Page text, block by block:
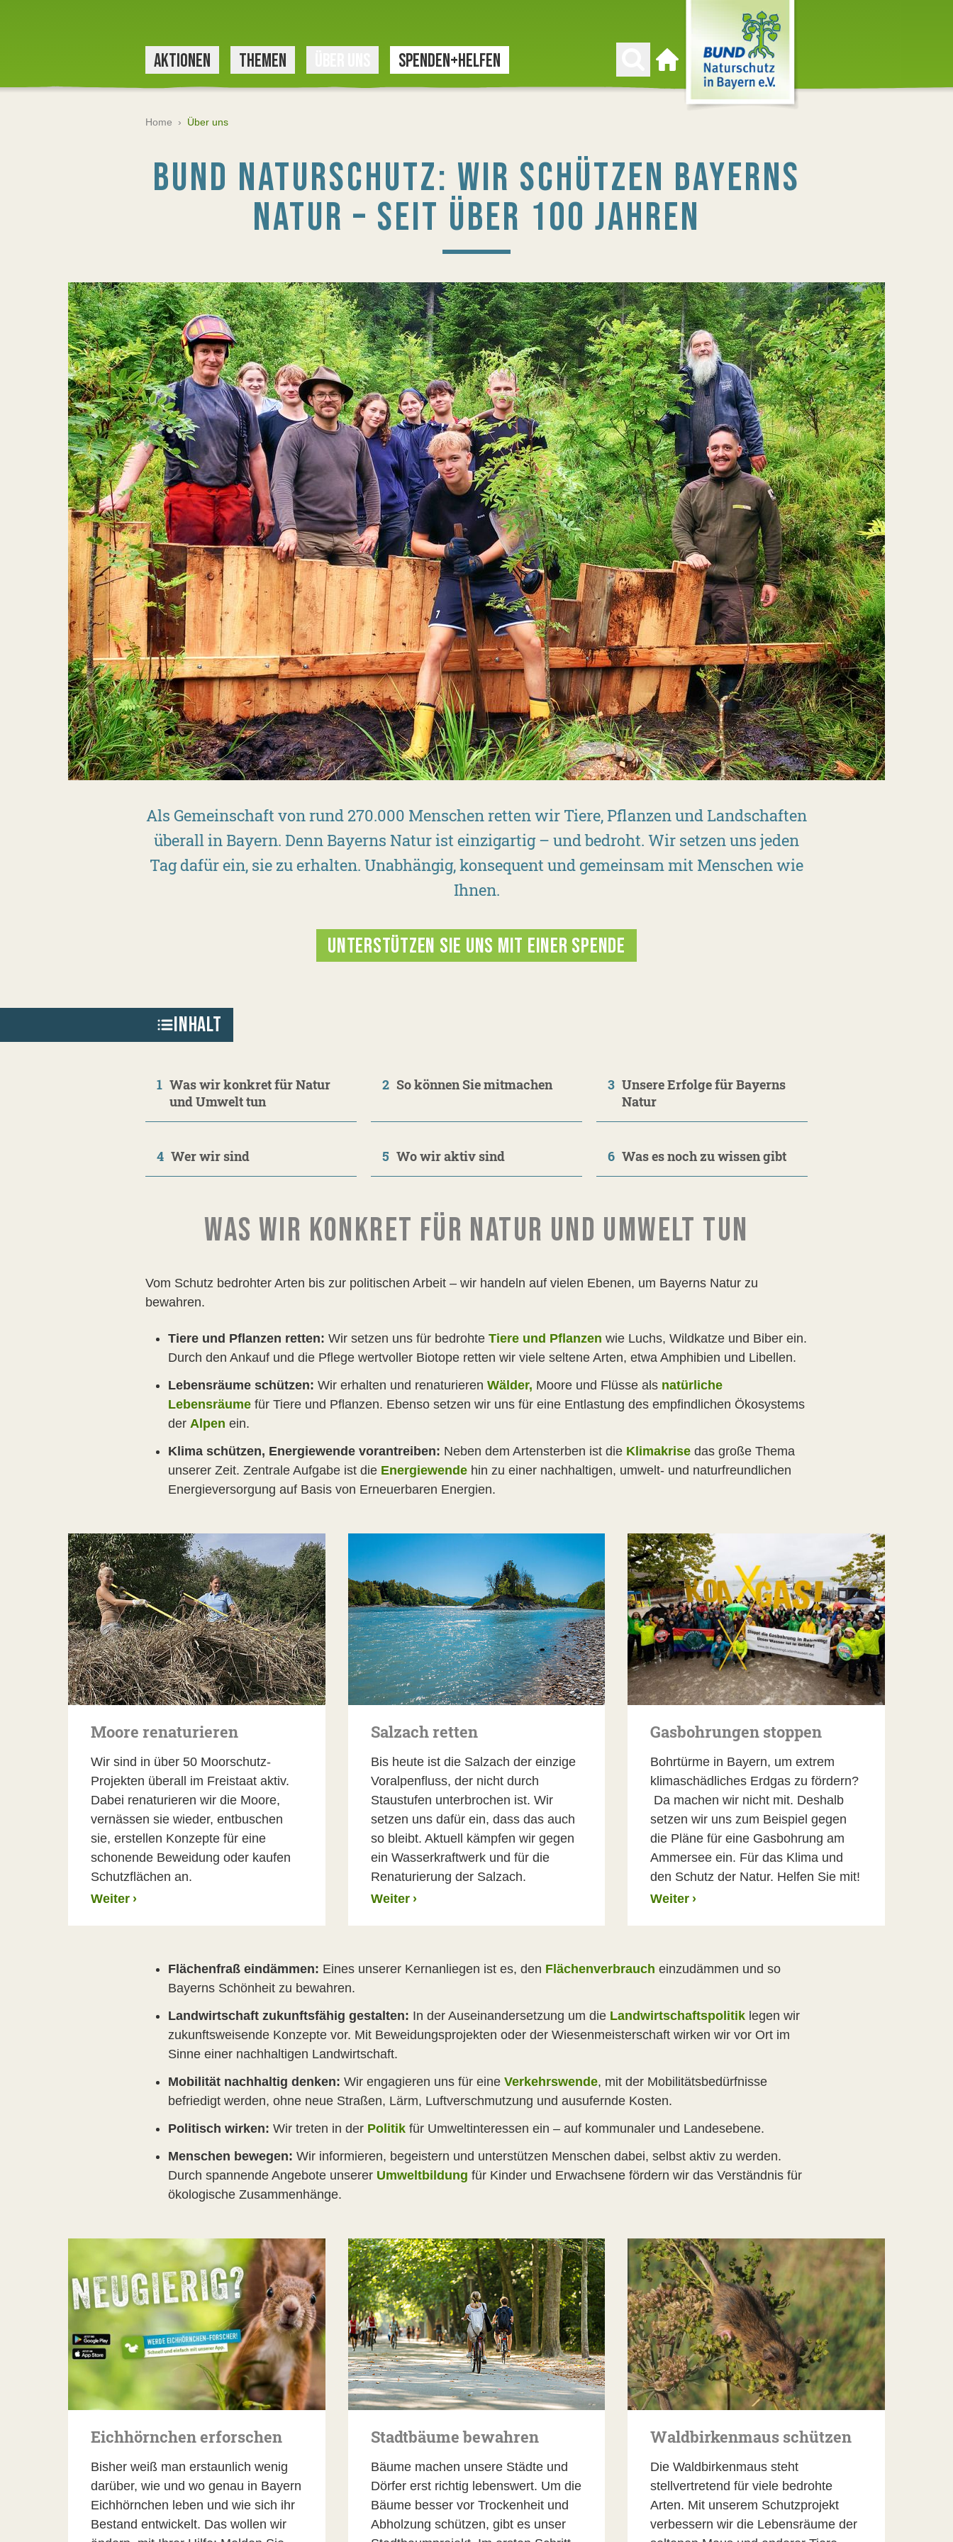
AKTIONEN THEMEN SPENDEN+HELFEN
Zur Startseite
Home › Über uns
BUND NATURSCHUTZ: WIR SCHÜTZEN BAYERNS
NATUR – SEIT ÜBER 100 JAHREN
Als Gemeinschaft von rund 270.000 Menschen retten wir Tiere, Pflanzen und Landschaften
überall in Bayern. Denn Bayerns Natur ist einzigartig – und bedroht. Wir setzen uns jeden
Tag dafür ein, sie zu erhalten. Unabhängig, konsequent und gemeinsam mit Menschen wie
Ihnen.
UNTERSTÜTZEN SIE UNS MIT EINER SPENDE
INHALT
1 Was wir konkret für Natur
und Umwelt tun
2 So können Sie mitmachen 3 Unsere Erfolge für Bayerns
Natur
4 Wer wir sind 5 Wo wir aktiv sind 6 Was es noch zu wissen gibt
WAS WIR KONKRET FÜR NATUR UND UMWELT TUN
Vom Schutz bedrohter Arten bis zur politischen Arbeit – wir handeln auf vielen Ebenen, um Bayerns Natur zu
bewahren.
Tiere und Pflanzen retten: Wir setzen uns für bedrohte Tiere und Pflanzen wie Luchs, Wildkatze und Biber ein.
Durch den Ankauf und die Pflege wertvoller Biotope retten wir viele seltene Arten, etwa Amphibien und Libellen.
Lebensräume schützen: Wir erhalten und renaturieren Wälder, Moore und Flüsse als natürliche
Lebensräume für Tiere und Pflanzen. Ebenso setzen wir uns für eine Entlastung des empfindlichen Ökosystems
der Alpen ein.
Klima schützen, Energiewende vorantreiben: Neben dem Artensterben ist die Klimakrise das große Thema
unserer Zeit. Zentrale Aufgabe ist die Energiewende hin zu einer nachhaltigen, umwelt- und naturfreundlichen
Energieversorgung auf Basis von Erneuerbaren Energien.
Moore renaturieren
Wir sind in über 50 Moorschutz-
Projekten überall im Freistaat aktiv.
Dabei renaturieren wir die Moore,
vernässen sie wieder, entbuschen
sie, erstellen Konzepte für eine
schonende Beweidung oder kaufen
Schutzflächen an.
Weiter ›
Salzach retten
Bis heute ist die Salzach der einzige
Voralpenfluss, der nicht durch
Staustufen unterbrochen ist. Wir
setzen uns dafür ein, dass das auch
so bleibt. Aktuell kämpfen wir gegen
ein Wasserkraftwerk und für die
Renaturierung der Salzach.
Weiter ›
Gasbohrungen stoppen
Bohrtürme in Bayern, um extrem
klimaschädliches Erdgas zu fördern?
Da machen wir nicht mit. Deshalb
setzen wir uns zum Beispiel gegen
die Pläne für eine Gasbohrung am
Ammersee ein. Für das Klima und
den Schutz der Natur. Helfen Sie mit!
Weiter ›
Flächenfraß eindämmen: Eines unserer Kernanliegen ist es, den Flächenverbrauch einzudämmen und so
Bayerns Schönheit zu bewahren.
Landwirtschaft zukunftsfähig gestalten: In der Auseinandersetzung um die Landwirtschaftspolitik legen wir
zukunftsweisende Konzepte vor. Mit Beweidungsprojekten oder der Wiesenmeisterschaft wirken wir vor Ort im
Sinne einer nachhaltigen Landwirtschaft.
Mobilität nachhaltig denken: Wir engagieren uns für eine Verkehrswende, mit der Mobilitätsbedürfnisse
befriedigt werden, ohne neue Straßen, Lärm, Luftverschmutzung und ausufernde Kosten.
Politisch wirken: Wir treten in der Politik für Umweltinteressen ein – auf kommunaler und Landesebene.
Menschen bewegen: Wir informieren, begeistern und unterstützen Menschen dabei, selbst aktiv zu werden.
Durch spannende Angebote unserer Umweltbildung für Kinder und Erwachsene fördern wir das Verständnis für
ökologische Zusammenhänge.
Eichhörnchen erforschen
Bisher weiß man erstaunlich wenig
darüber, wie und wo genau in Bayern
Eichhörnchen leben und wie sich ihr
Bestand entwickelt. Das wollen wir
Stadtbäume bewahren
Bäume machen unsere Städte und
Dörfer erst richtig lebenswert. Um die
Bäume besser vor Trockenheit und
Abholzung schützen, gibt es unser
Waldbirkenmaus schützen
Die Waldbirkenmaus steht
stellvertretend für viele bedrohte
Arten. Mit unserem Schutzprojekt
verbessern wir die Lebensräume der